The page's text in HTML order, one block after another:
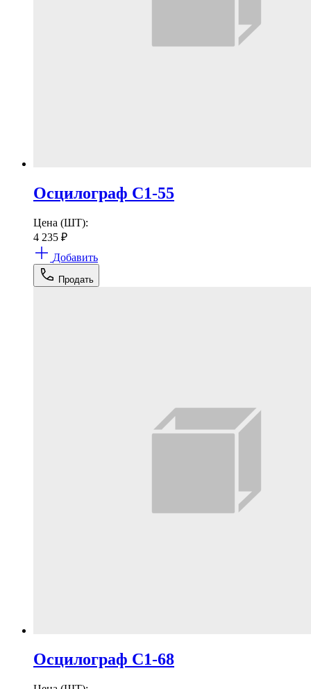
Осцилограф С1-55
Цена (ШТ):
4 235 ₽
Добавить
Продать
Осцилограф С1-68